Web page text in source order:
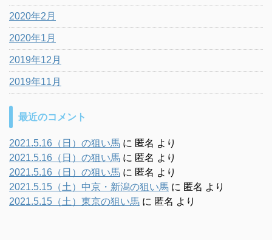
2020年2月
2020年1月
2019年12月
2019年11月
最近のコメント
2021.5.16（日）の狙い馬 に 匿名 より
2021.5.16（日）の狙い馬 に 匿名 より
2021.5.16（日）の狙い馬 に 匿名 より
2021.5.15（土）中京・新潟の狙い馬 に 匿名 より
2021.5.15（土）東京の狙い馬 に 匿名 より